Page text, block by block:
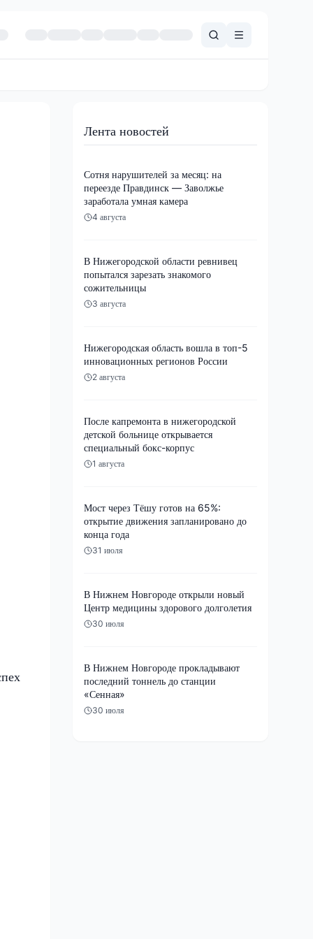
Лента новостей
Сотня нарушителей за месяц: на
переезде Правдинск — Заволжье
заработала умная камера
4 августа
В Нижегородской области ревнивец
попытался зарезать знакомого
сожительницы
3 августа
Нижегородская область вошла в топ-5
инновационных регионов России
2 августа
После капремонта в нижегородской
детской больнице открывается
специальный бокс-корпус
1 августа
Мост через Тёшу готов на 65%:
открытие движения запланировано до
конца года
31 июля
В Нижнем Новгороде открыли новый
Центр медицины здорового долголетия
30 июля
В Нижнем Новгороде прокладывают
последний тоннель до станции
«Сенная»
30 июля